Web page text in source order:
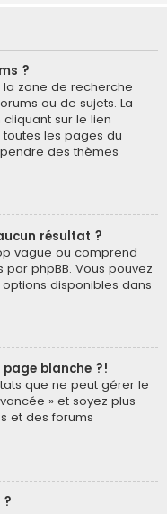
?
zone de recherche
ou de sujets. La
sur le lien
les pages du
des thèmes
résultat ?
vague ou comprend
phpBB. Vous pouvez
disponibles dans
page blanche ?!
que ne peut gérer le
» et soyez plus
et des forums
?